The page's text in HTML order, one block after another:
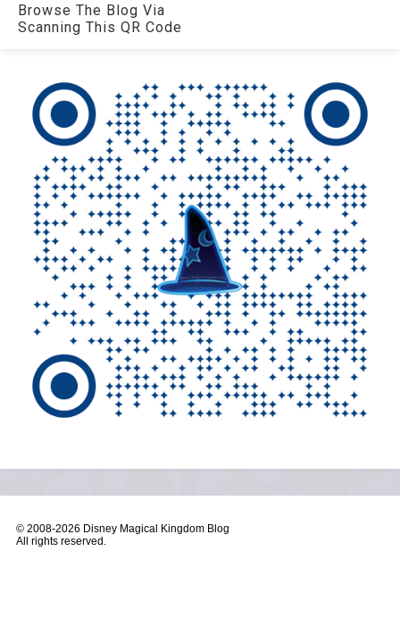
Browse The Blog Via
Scanning This QR Code
© 2008-2026 Disney Magical Kingdom Blog
All rights reserved.